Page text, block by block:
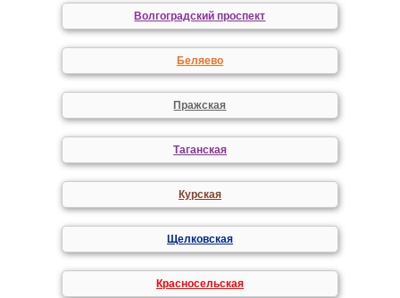
Волгоградский проспект
Беляево
Пражская
Таганская
Курская
Щелковская
Красносельская